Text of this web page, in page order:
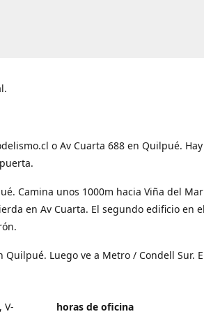
o Av Cuarta 688 en Quilpué. Hay
Camina unos 1000m hacia Viña del
en Av Cuarta. El segundo edificio en
Quilpué. Luego ve a Metro / Condell Sur.
V-
horas de oficina